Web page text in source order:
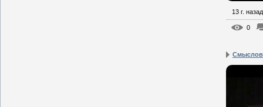
13 г. назад
0